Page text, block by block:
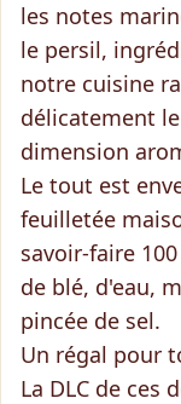
les notes
le persil,
notre cuisine
délicatement
dimension
Le tout est
feuilletée
savoir-faire
de blé, d'eau,
pincée de sel.
Un régal pour
La DLC de ces